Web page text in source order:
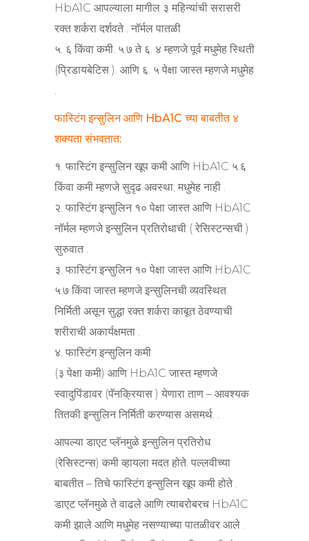
HbA1C आपल्याला मागील ३ महिन्यांची सरासरी
रक्त शर्करा दर्शवते . नॉर्मल पातळी
५. ६ किंवा कमी. ५.७ ते ६. ४ म्हणजे पूर्व मधुमेह स्थिती
(प्रिडायबेटिस ). आणि ६. ५ पेक्षा जास्त म्हणजे मधुमेह
फास्टिंग इन्सुलिन आणि HbA1C च्या बाबतीत ४
शक्यता संभवतात:
१. फास्टिंग इन्सुलिन खूप कमी आणि HbA1C ५.६
किंवा कमी म्हणजे सुदृढ अवस्था; मधुमेह नाही .
२. फास्टिंग इन्सुलिन १० पेक्षा जास्त आणि HbA1C
नॉर्मल म्हणजे इन्सुलिन प्रतिरोधाची ( रेसिस्टन्सची )
सुरुवात .
३. फास्टिंग इन्सुलिन १० पेक्षा जास्त आणि HbA1C
५.७ किंवा जास्त म्हणजे इन्सुलिनची व्यवस्थित
निर्मिती असून सुद्धा रक्त शर्करा काबूत ठेवण्याची
शरीराची अकार्यक्षमता .
४. फास्टिंग इन्सुलिन कमी
(३ पेक्षा कमी) आणि HbA1C जास्त म्हणजे
स्वादुपिंडावर (पॅनक्रियास ) येणारा ताण – आवश्यक
तितकी इन्सुलिन निर्मिती करण्यास असमर्थ. .
आपल्या डाएट प्लॅनमुळे इन्सुलिन प्रतिरोध
(रेसिस्टन्स) कमी व्हायला मदत होते. पल्लवीच्या
बाबतीत – तिचे फास्टिंग इन्सुलिन खूप कमी होते .
डाएट प्लॅनमुळे ते वाढले आणि त्याबरोबरच HbA1C
कमी झाले आणि मधुमेह नसण्याच्या पातळीवर आले .